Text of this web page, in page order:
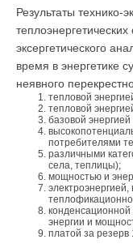
Результаты технико-
эксергетического
время в энергетике
неявного
тепловой
тепловой
базовой
потребителями
различными
села, теплицы);
мощностью и
энергии и
платой за резерв
Мбайт и более.
при таких запросах
«падает на колени»,
вместе с ней тает
«плавание» в
А ведь именно эти
значительной
Vitodesk 3. 0. Уже на
предлагает
трехмерных
арматуры и т.д., как
нейтральных
подробности, как
Комментарии
Добавить
Ваше имя *
Ваш E-mail *